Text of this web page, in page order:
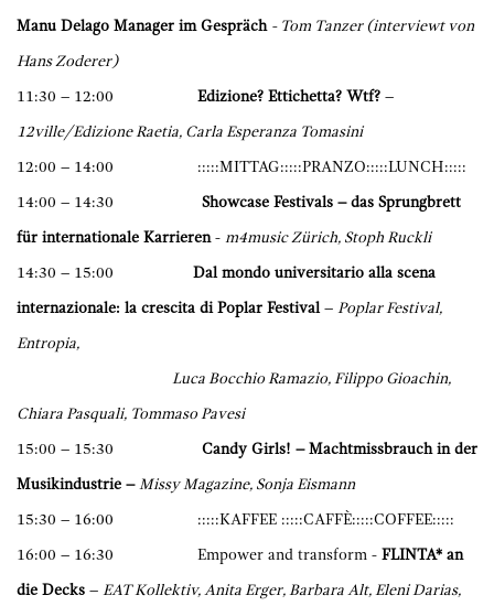
Manu Delago Manager im Gespräch - Tom Tanzer (interviewt von
Hans Zoderer)
11:30 – 12:00 Edizione? Ettichetta? Wtf? –
12ville/Edizione Raetia, Carla Esperanza Tomasini
12:00 – 14:00 :::::MITTAG:::::PRANZO:::::LUNCH:::::
14:00 – 14:30 Showcase Festivals – das Sprungbrett
für internationale Karrieren - m4music Zürich, Stoph Ruckli
14:30 – 15:00 Dal mondo universitario alla scena
internazionale: la crescita di Poplar Festival​ – Poplar Festival,
Entropia,
​ Luca Bocchio Ramazio, Filippo Gioachin,
Chiara Pasquali, Tommaso Pavesi
15:00 – 15:30 Candy Girls! – Machtmissbrauch in der
Musikindustrie – Missy Magazine, Sonja Eismann
15:30 – 16:00 :::::KAFFEE :::::CAFFÈ:::::COFFEE:::::
16:00 – 16:30 Empower and transform - FLINTA* an
die Decks – EAT Kollektiv, Anita Erger, Barbara Alt, Eleni Darias,